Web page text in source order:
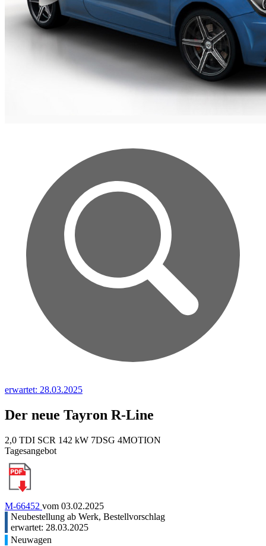
erwartet: 28.03.2025
Der neue Tayron R-Line
2,0 TDI SCR 142 kW 7DSG 4MOTION
Tagesangebot
M-66452 vom 03.02.2025
Neubestellung ab Werk, Bestellvorschlag
erwartet: 28.03.2025
Neuwagen